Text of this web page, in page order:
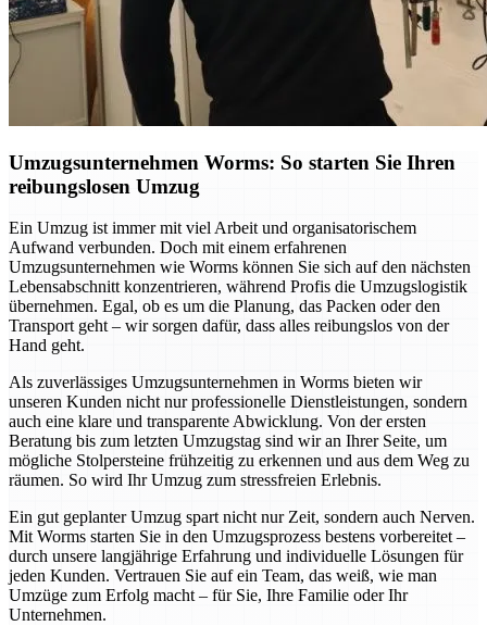
Umzugsunternehmen Worms: So starten Sie Ihren
reibungslosen Umzug
Ein Umzug ist immer mit viel Arbeit und organisatorischem
Aufwand verbunden. Doch mit einem erfahrenen
Umzugsunternehmen wie Worms können Sie sich auf den nächsten
Lebensabschnitt konzentrieren, während Profis die Umzugslogistik
übernehmen. Egal, ob es um die Planung, das Packen oder den
Transport geht – wir sorgen dafür, dass alles reibungslos von der
Hand geht.
Als zuverlässiges Umzugsunternehmen in Worms bieten wir
unseren Kunden nicht nur professionelle Dienstleistungen, sondern
auch eine klare und transparente Abwicklung. Von der ersten
Beratung bis zum letzten Umzugstag sind wir an Ihrer Seite, um
mögliche Stolpersteine frühzeitig zu erkennen und aus dem Weg zu
räumen. So wird Ihr Umzug zum stressfreien Erlebnis.
Ein gut geplanter Umzug spart nicht nur Zeit, sondern auch Nerven.
Mit Worms starten Sie in den Umzugsprozess bestens vorbereitet –
durch unsere langjährige Erfahrung und individuelle Lösungen für
jeden Kunden. Vertrauen Sie auf ein Team, das weiß, wie man
Umzüge zum Erfolg macht – für Sie, Ihre Familie oder Ihr
Unternehmen.